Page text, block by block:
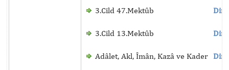
3.Cild 47.Mektûb
3.Cild 13.Mektûb
Adâlet, Akl, Îmân, Kazâ ve Kader